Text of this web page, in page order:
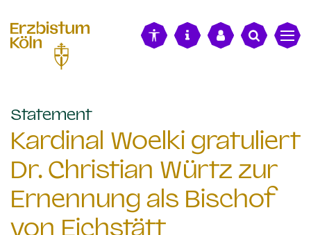
Statement:
Kardinal Woelki gratuliert
Dr. Christian Würtz zur
Ernennung als Bischof
von Eichstätt